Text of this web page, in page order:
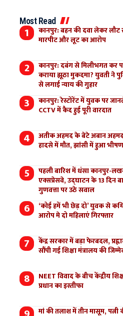
Most Read
कानपुर: बहन की दवा लेकर
मारपीट और लूट का आरोप
कानपुर: दबंग से मिलीभगत कर
कराया झूठा मुकदमा? युवती ने
से लगाई न्याय की गुहार
कानपुर: रेस्टोरेंट में युवक पर
CCTV में कैद हुई पूरी वारदात
अतीक अहमद के बेटे अबान
हादसे में मौत, झांसी में हुआ
पहली बारिश में धंसा कानपुर-
एक्सप्रेसवे, उद्घाटन के 13 दिन
गुणवत्ता पर उठे सवाल
‘कोई हमें भी छेड़ दो’ युवक से
आरोप मे दो महिलाएं गिरफ्तार
केंद्र सरकार में बड़ा फेरबदल,
सौंपी गई शिक्षा मंत्रालय की
NEET विवाद के बीच केंद्रीय
प्रधान का इस्तीफा
मां की तलाश में तीन मासूम, पत्नी